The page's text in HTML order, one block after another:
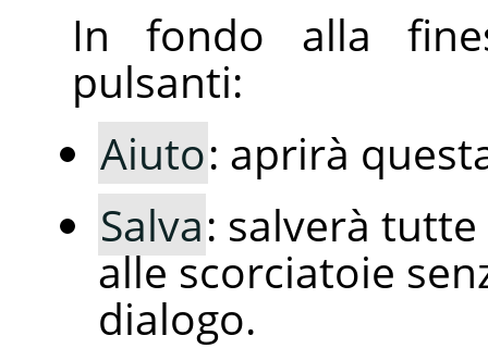
In fondo alla
pulsanti:
Aiuto: aprirà
Salva: salverà
alle scorciatoie
dialogo.